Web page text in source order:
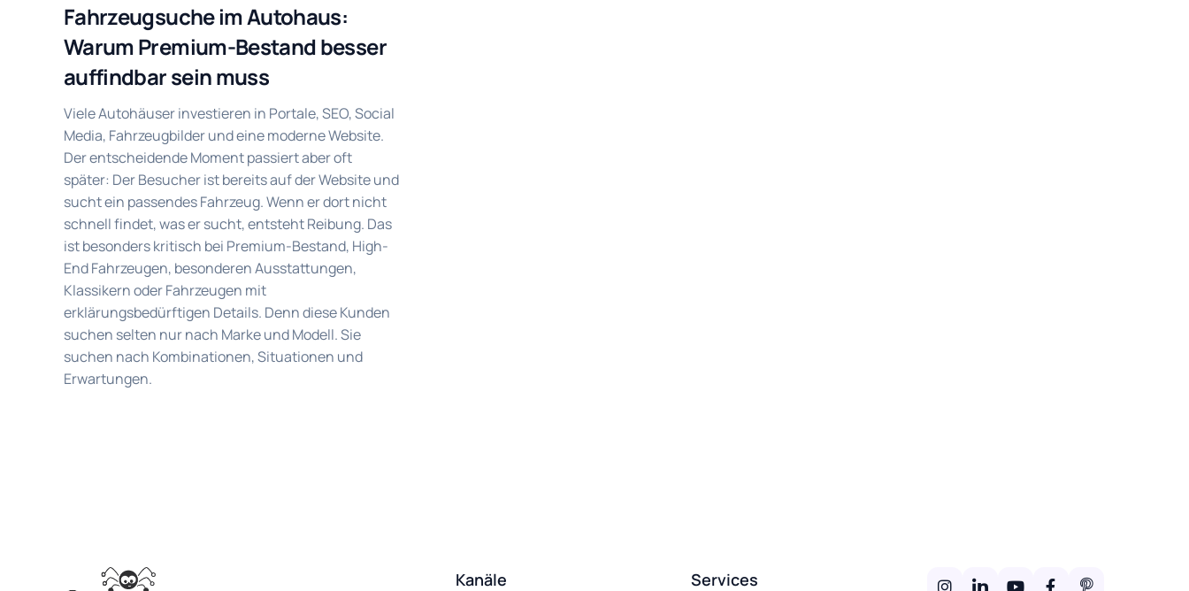
Fahrzeugsuche im Autohaus:
Warum Premium-Bestand besser
auffindbar sein muss
Viele Autohäuser investieren in Portale, SEO, Social
Media, Fahrzeugbilder und eine moderne Website.
Der entscheidende Moment passiert aber oft
später: Der Besucher ist bereits auf der Website und
sucht ein passendes Fahrzeug. Wenn er dort nicht
schnell findet, was er sucht, entsteht Reibung. Das
ist besonders kritisch bei Premium-Bestand, High-
End Fahrzeugen, besonderen Ausstattungen,
Klassikern oder Fahrzeugen mit
erklärungsbedürftigen Details. Denn diese Kunden
suchen selten nur nach Marke und Modell. Sie
suchen nach Kombinationen, Situationen und
Erwartungen.
Kanäle Services